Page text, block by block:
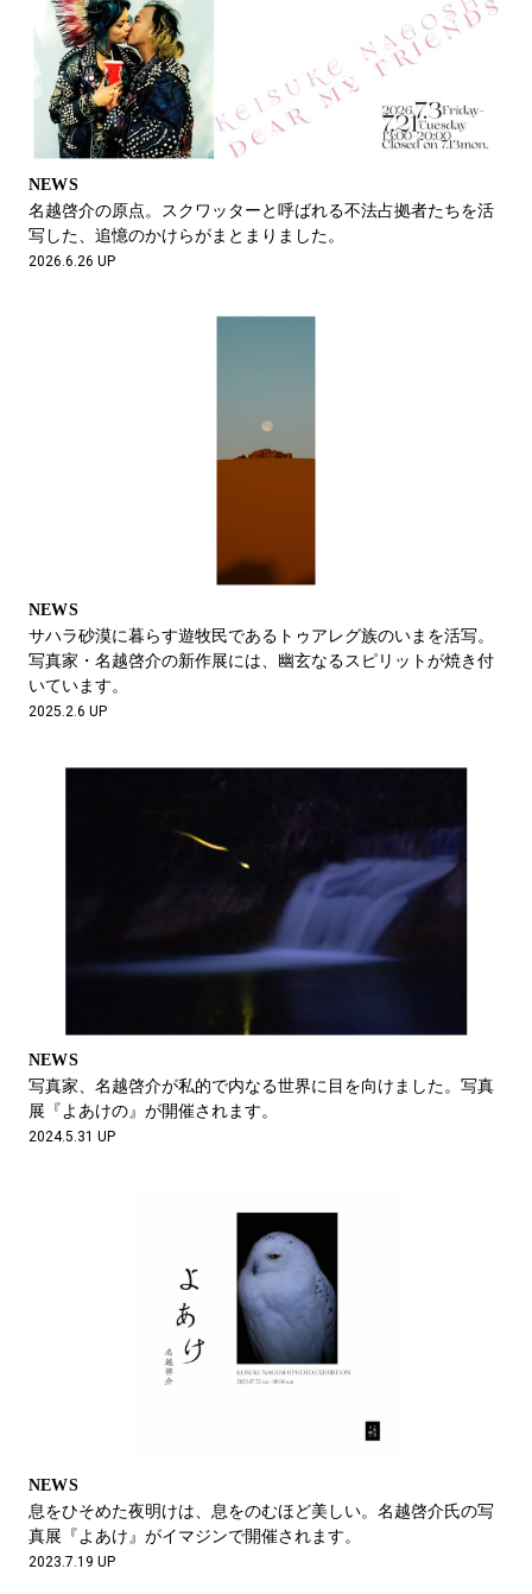
NEWS
名越啓介の原点。スクワッターと呼ばれる不法占拠者たちを活
写した、追憶のかけらがまとまりました。
2026.6.26 UP
NEWS
サハラ砂漠に暮らす遊牧民であるトゥアレグ族のいまを活写。
写真家・名越啓介の新作展には、幽玄なるスピリットが焼き付
いています。
2025.2.6 UP
NEWS
写真家、名越啓介が私的で内なる世界に目を向けました。写真
展『よあけの』が開催されます。
2024.5.31 UP
NEWS
息をひそめた夜明けは、息をのむほど美しい。名越啓介氏の写
真展『よあけ』がイマジンで開催されます。
2023.7.19 UP